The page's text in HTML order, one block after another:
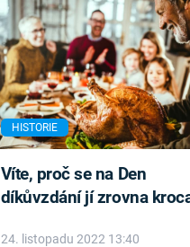
HISTORIE
Víte, proč se na Den
díkůvzdání jí zrovna
24. listopadu 2022 13:40